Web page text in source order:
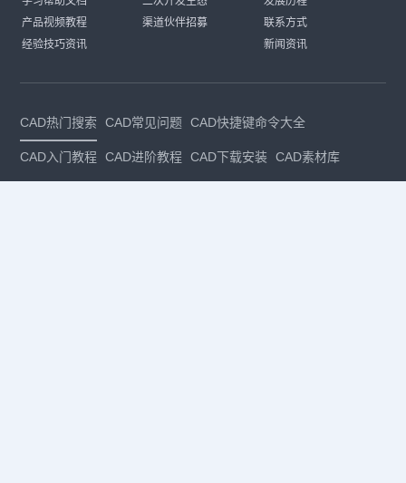
产品视频教程
经验技巧资讯
渠道伙伴招募
联系方式
新闻资讯
CAD热门搜索 CAD常见问题 CAD快捷键命令大全
CAD入门教程 CAD进阶教程 CAD下载安装 CAD素材库